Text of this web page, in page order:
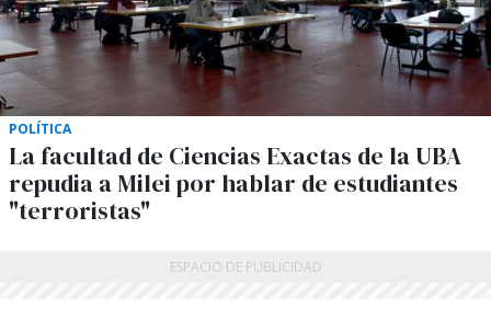
POLÍTICA
La facultad de Ciencias Exactas de la UBA
repudia a Milei por hablar de estudiantes
"terroristas"